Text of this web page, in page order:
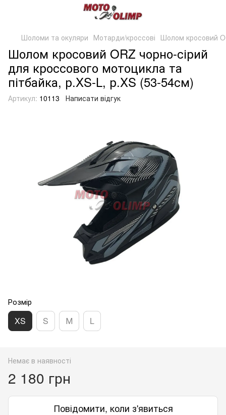
Шоломи та окуляри Мотарди/кроссові Шолом кросовий
Шолом кросовий ORZ чорно-сірий
для кроссового мотоцикла та
пітбайка, р.XS-L, р.XS (53-54см)
Артикул: 10113 Написати відгук
Розмір
XS S М L
Немає в наявності
2 180 грн
Повідомити, коли з'явиться